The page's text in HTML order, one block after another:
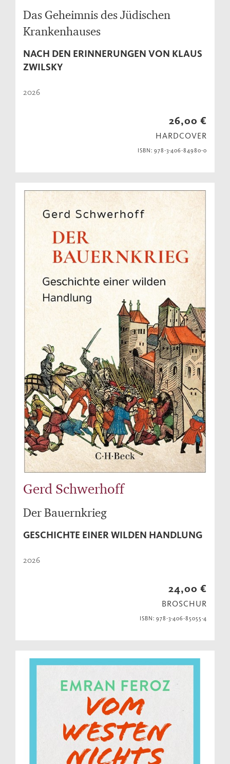
Das Geheimnis des Jüdischen
Krankenhauses
NACH DEN ERINNERUNGEN VON KLAUS
ZWILSKY
2026
26,00 €
HARDCOVER
ISBN: 978-3-406-84980-0
Gerd Schwerhoff
Der Bauernkrieg
GESCHICHTE EINER WILDEN HANDLUNG
2026
24,00 €
BROSCHUR
ISBN: 978-3-406-85055-4